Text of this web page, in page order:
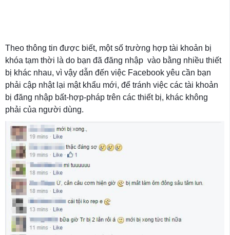
Theo thông tin được biết, một số trường hợp tài khoản bị
khóa tạm thời là do bạn đã đăng nhập vào bằng nhiều thiết
bị khác nhau, vì vậy dẫn đến việc Facebook yêu cần bạn
phải cập nhật lại mật khẩu mới, để tránh việc các tài khoản
bị đăng nhập bất-hợp-pháp trên các thiết bị, khác không
phải của người dùng.